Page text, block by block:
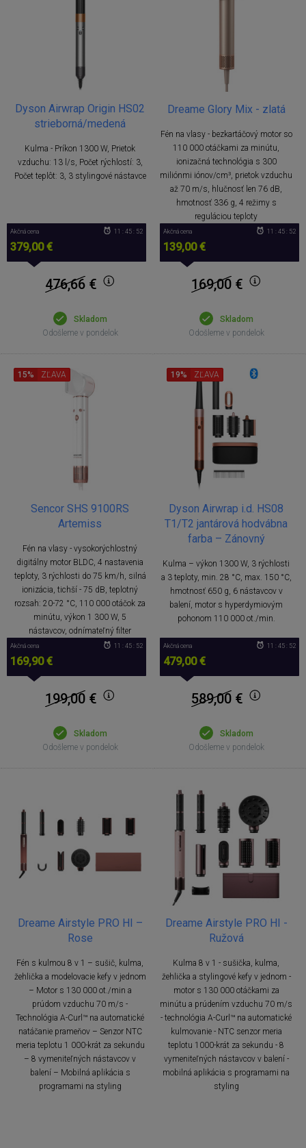
Dyson Airwrap Origin HS02
strieborná/medená
Kulma - Príkon 1300 W, Prietok
vzduchu: 13 l/s, Počet rýchlostí: 3,
Počet teplôt: 3, 3 stylingové nástavce
Akčná cena
379,00 €
11 : 45 : 51
476,66 €
Skladom
Odošleme v pondelok
Dreame Glory Mix - zlatá
Fén na vlasy - bezkartáčový motor so
110 000 otáčkami za minútu,
ionizačná technológia s 300
miliónmi iónov/cm³, prietok vzduchu
až 70 m/s, hlučnosť len 76 dB,
hmotnosť 336 g, 4 režimy s
reguláciou teploty
Akčná cena
139,00 €
11 : 45 : 51
169,00 €
Skladom
Odošleme v pondelok
Sencor SHS 9100RS
Artemiss
Fén na vlasy - vysokorýchlostný
digitálny motor BLDC, 4 nastavenia
teploty, 3 rýchlosti do 75 km/h, silná
ionizácia, tichší - 75 dB, teplotný
rozsah: 20-72 °C, 110 000 otáčok za
minútu, výkon 1 300 W, 5
nástavcov, odnímateľný filter
15% ZĽAVA
Akčná cena
169,90 €
11 : 45 : 51
199,00 €
Skladom
Odošleme v pondelok
Dyson Airwrap i.d. HS08
T1/T2 jantárová hodvábna
farba – Zánovný
Kulma – výkon 1300 W, 3 rýchlosti
a 3 teploty, min. 28 °C, max. 150 °C,
hmotnosť 650 g, 6 nástavcov v
balení, motor s hyperdymiovým
pohonom 110 000 ot./min.
19% ZĽAVA
Akčná cena
479,00 €
11 : 45 : 51
589,00 €
Skladom
Odošleme v pondelok
Dreame Airstyle PRO HI –
Rose
Fén s kulmou 8 v 1 – sušič, kulma,
žehlička a modelovacie kefy v jednom
– Motor s 130 000 ot./min a
prúdom vzduchu 70 m/s -
Technológia A-Curl™ na automatické
natáčanie prameňov – Senzor NTC
meria teplotu 1 000-krát za sekundu
– 8 vymeniteľných nástavcov v
balení – Mobilná aplikácia s
programami na styling
Dreame Airstyle PRO HI -
Ružová
Kulma 8 v 1 - sušička, kulma,
žehlička a stylingové kefy v jednom -
motor s 130 000 otáčkami za
minútu a prúdením vzduchu 70 m/s
- technológia A-Curl™ na automatické
kulmovanie - NTC senzor meria
teplotu 1000-krát za sekundu - 8
vymeniteľných nástavcov v balení -
mobilná aplikácia s programami na
styling